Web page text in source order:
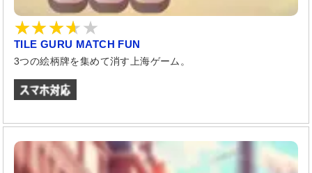
TILE GURU MATCH FUN
3つの絵柄牌を集めて消す上海ゲーム。